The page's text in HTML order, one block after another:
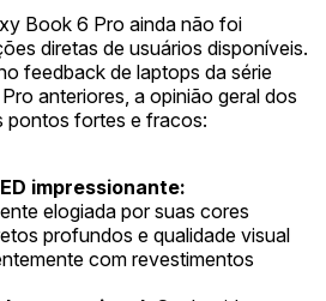
Book 6 Pro ainda não foi
diretas de usuários disponíveis.
feedback de laptops da série
anteriores, a opinião geral dos
pontos fortes e fracos:
impressionante:
elogiada por suas cores
profundos e qualidade visual
com revestimentos